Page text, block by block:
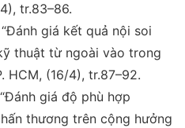
tr.83–86.
“Đánh giá kết quả nội soi
thuật từ ngoài vào trong
HCM, (16/4), tr.87–92.
“Đánh giá độ phù hợp
thương trên cộng hưởng